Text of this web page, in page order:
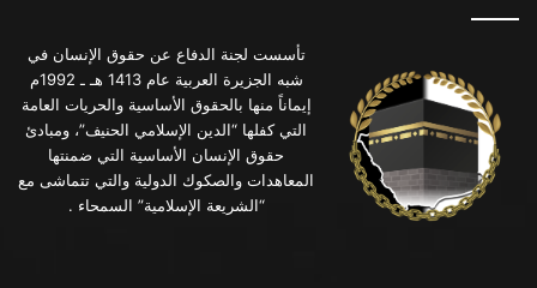
تأسست لجنة الدفاع عن حقوق الإنسان في
شبه الجزيرة العربية عام 1413 هـ ـ 1992م
إيماناً منها بالحقوق الأساسية والحريات العامة
التي كفلها “الدين الإسلامي الحنيف”، ومبادئ
حقوق الإنسان الأساسية التي ضمنتها
المعاهدات والصكوك الدولية والتي تتماشى مع
“الشريعة الإسلامية” السمحاء .